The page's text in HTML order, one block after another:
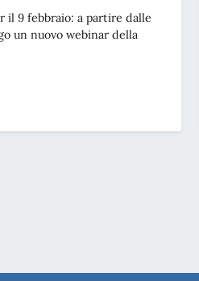
il 9 febbraio: a partire dalle
un nuovo webinar della